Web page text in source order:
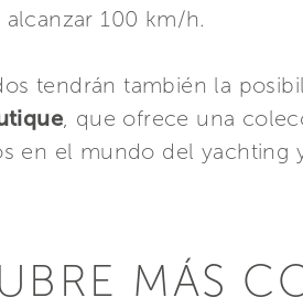
100 km/h.
tendrán también la
, que ofrece una
en el mundo del yachting
MÁS